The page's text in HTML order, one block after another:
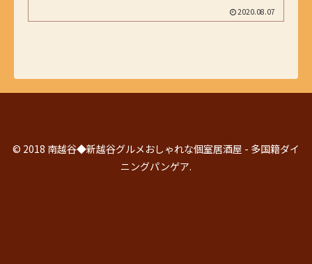
2020.08.07
© 2018 南越谷◆新越谷グルメおしゃれな個室居酒屋 - 多国籍ダイ
ニングパンゲア.